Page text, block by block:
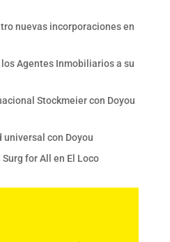
nuevas incorporaciones en
Agentes Inmobiliarios a su
Stockmeier con Doyou
con Doyou
for All en El Loco